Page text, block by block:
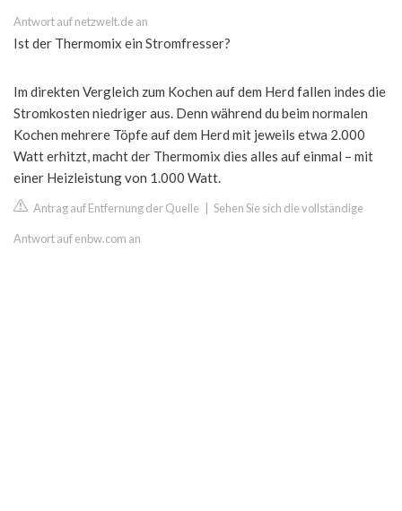
Antwort auf netzwelt.de an
Ist der Thermomix ein Stromfresser?
Im direkten Vergleich zum Kochen auf dem Herd fallen indes die
Stromkosten niedriger aus. Denn während du beim normalen
Kochen mehrere Töpfe auf dem Herd mit jeweils etwa 2.000
Watt erhitzt, macht der Thermomix dies alles auf einmal – mit
einer Heizleistung von 1.000 Watt.
Antrag auf Entfernung der Quelle Sehen Sie sich die vollständige
Antwort auf enbw.com an